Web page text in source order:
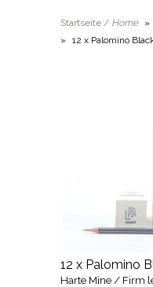
Startseite / Home »
» 12 x Palomino
12 x Palomino
Harte Mine / Firm